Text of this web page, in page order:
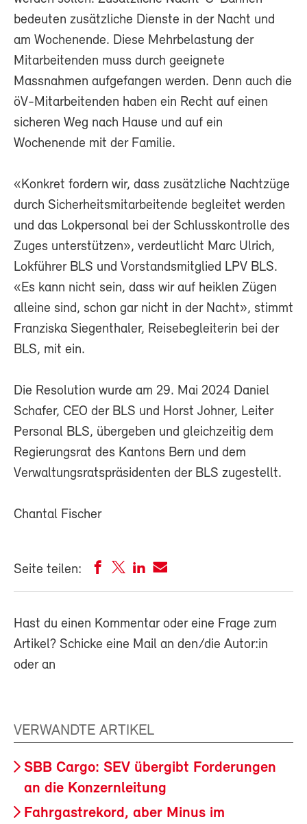
bedeuten zusätzliche Dienste in der Nacht und
am Wochenende. Diese Mehrbelastung der
Mitarbeitenden muss durch geeignete
Massnahmen aufgefangen werden. Denn auch die
öV-Mitarbeitenden haben ein Recht auf einen
sicheren Weg nach Hause und auf ein
Wochenende mit der Familie.
«Konkret fordern wir, dass zusätzliche Nachtzüge
durch Sicherheitsmitarbeitende begleitet werden
und das Lokpersonal bei der Schlusskontrolle des
Zuges unterstützen», verdeutlicht Marc Ulrich,
Lokführer BLS und Vorstandsmitglied LPV BLS.
«Es kann nicht sein, dass wir auf heiklen Zügen
alleine sind, schon gar nicht in der Nacht», stimmt
Franziska Siegenthaler, Reisebegleiterin bei der
BLS, mit ein.
Die Resolution wurde am 29. Mai 2024 Daniel
Schafer, CEO der BLS und Horst Johner, Leiter
Personal BLS, übergeben und gleichzeitig dem
Regierungsrat des Kantons Bern und dem
Verwaltungsratspräsidenten der BLS zugestellt.
Chantal Fischer
Seite teilen:
Hast du einen Kommentar oder eine Frage zum
Artikel? Schicke eine Mail an den/die Autor:in
oder an
VERWANDTE ARTIKEL
SBB Cargo: SEV übergibt Forderungen
an die Konzernleitung
Fahrgastrekord, aber Minus im